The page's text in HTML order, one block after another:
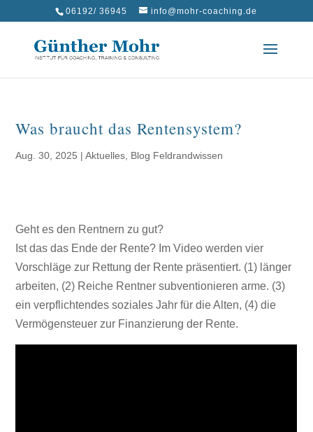
06192/ 36945 info@mohr-coaching.de
Was braucht das Rentensystem?
Aug. 30, 2025 |Aktuelles Blog Feldrandwissen
Geht es den Rentnern zu gut?
Ist das das Ende der Rente? Im Video werden vier
Vorschläge zur Rettung der Rente präsentiert. (1) länger
arbeiten, (2) Reiche Rentner subventionieren arme. (3)
ein verpflichtendes soziales Jahr für die Alten, (4) die
Vermögensteuer zur Finanzierung der Rente.